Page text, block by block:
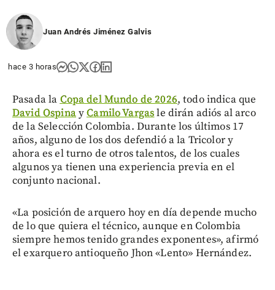
Juan Andrés Jiménez Galvis
hace 3 horas
Pasada laCopa del Mundo de 2026, todo indica que
David OspinayCamilo Vargasle dirán adiós al arco
de la Selección Colombia. Durante los últimos 17
años, alguno de los dos defendió a la Tricolor y
ahora es el turno de otros talentos, de los cuales
algunos ya tienen una experiencia previa en el
conjunto nacional.
«La posición de arquero hoy en día depende mucho
de lo que quiera el técnico, aunque en Colombia
siempre hemos tenido grandes exponentes», afirmó
el exarquero antioqueño Jhon «Lento» Hernández.